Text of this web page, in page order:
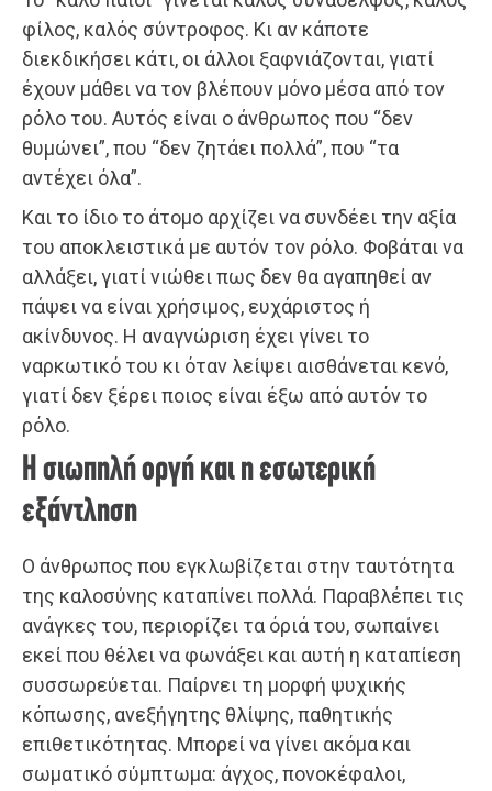
φίλος, καλός σύντροφος. Κι αν κάποτε
διεκδικήσει κάτι, οι άλλοι ξαφνιάζονται, γιατί
έχουν μάθει να τον βλέπουν μόνο μέσα από τον
ρόλο του. Αυτός είναι ο άνθρωπος που “δεν
θυμώνει”, που “δεν ζητάει πολλά”, που “τα
αντέχει όλα”.
Και το ίδιο το άτομο αρχίζει να συνδέει την αξία
του αποκλειστικά με αυτόν τον ρόλο. Φοβάται να
αλλάξει, γιατί νιώθει πως δεν θα αγαπηθεί αν
πάψει να είναι χρήσιμος, ευχάριστος ή
ακίνδυνος. Η αναγνώριση έχει γίνει το
ναρκωτικό του κι όταν λείψει αισθάνεται κενό,
γιατί δεν ξέρει ποιος είναι έξω από αυτόν το
ρόλο.
Η σιωπηλή οργή και η εσωτερική
εξάντληση
Ο άνθρωπος που εγκλωβίζεται στην ταυτότητα
της καλοσύνης καταπίνει πολλά. Παραβλέπει τις
ανάγκες του, περιορίζει τα όριά του, σωπαίνει
εκεί που θέλει να φωνάξει και αυτή η καταπίεση
συσσωρεύεται. Παίρνει τη μορφή ψυχικής
κόπωσης, ανεξήγητης θλίψης, παθητικής
επιθετικότητας. Μπορεί να γίνει ακόμα και
σωματικό σύμπτωμα: άγχος, πονοκέφαλοι,